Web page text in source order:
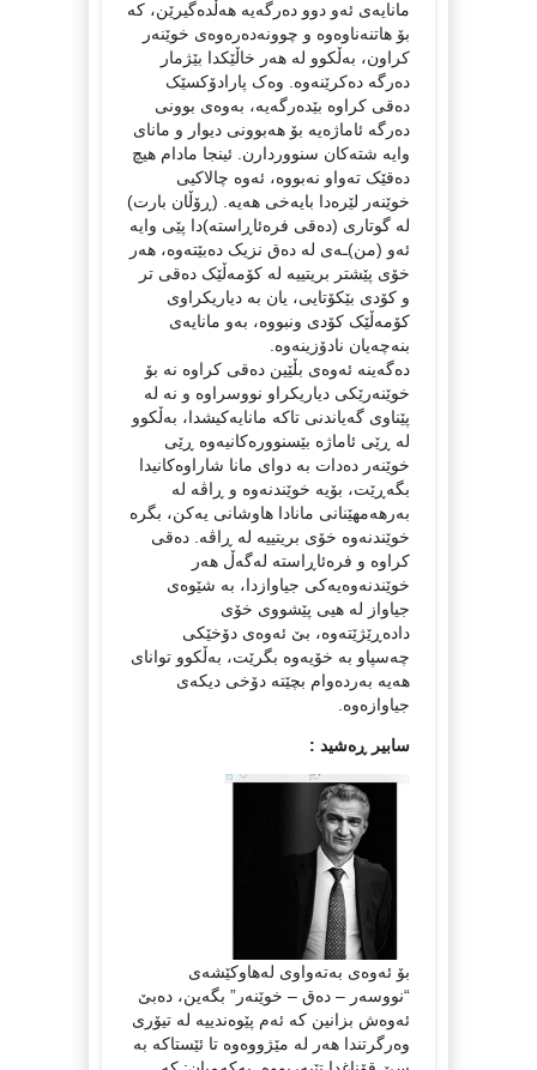
مانایەی ئەو دوو دەرگەیە هەڵدەگیرێن، کە
بۆ هاتنەناوەوە و چوونەدەرەوەی خوێنەر
کراون، بەڵکوو لە هەر خاڵێکدا بێژمار
دەرگە دەکرێنەوە. وەک پارادۆکسێک
دەقی کراوە بێدەرگەیە، بەوەی بوونی
دەرگە ئاماژەیە بۆ هەبوونی دیوار و مانای
وایە شتەکان سنووردارن. ئینجا مادام هیچ
دەقێک تەواو نەبووە، ئەوە چالاکیی
خوێنەر لێرەدا بایەخی هەیە. (ڕۆڵان بارت)
لە گوتاری (دەقی فرەئاڕاستە)دا پێی وایە
ئەو (من)ـەی لە دەق نزیک دەبێتەوە، هەر
خۆی پێشتر بریتییە لە کۆمەڵێک دەقی تر
و کۆدی بێکۆتایی، یان بە دیاریکراوی
کۆمەڵێک کۆدی ونبووە، بەو مانایەی
بنەچەیان نادۆزینەوە.
دەگەینە ئەوەی بڵێین دەقی کراوە نە بۆ
خوێنەرێکی دیاریکراو نووسراوە و نە لە
پێناوی گەیاندنی تاکە مانایەکیشدا، بەڵکوو
لە ڕێی ئاماژە بێسنوورەکانیەوە ڕێی
خوێنەر دەدات بە دوای مانا شاراوەکانیدا
بگەڕێت، بۆیە خوێندنەوە و ڕاڤە لە
بەرهەمهێنانی مانادا هاوشانی یەکن، بگرە
خوێندنەوە خۆی بریتییە لە ڕاڤە. دەقی
کراوە و فرەئاڕاستە لەگەڵ هەر
خوێندنەوەیەکی جیاوازدا، بە شێوەی
جیاواز لە هیی پێشووی خۆی
دادەڕێژێتەوە، بێ ئەوەی دۆخێکی
چەسپاو بە خۆیەوە بگرێت، بەڵکوو توانای
هەیە بەردەوام بچێتە دۆخی دیکەی
جیاوازەوە.
سابیر ڕەشید :
بۆ ئەوەی بەتەواوی لەهاوکێشەی
“نووسەر – دەق – خوێنەر” بگەین، دەبێ
ئەوەش بزانین کە ئەم پێوەندییە لە تیۆری
وەرگرتندا هەر لە مێژووەوە تا ئێستاکە بە